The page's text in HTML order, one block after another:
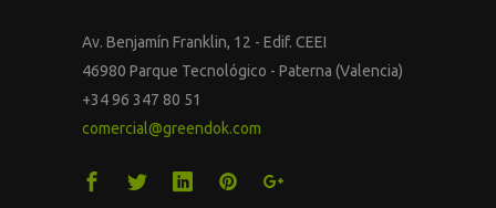
Av. Benjamín Franklin, 12 - Edif. CEEI
46980 Parque Tecnológico - Paterna (Valencia)
+34 96 347 80 51
comercial@greendok.com